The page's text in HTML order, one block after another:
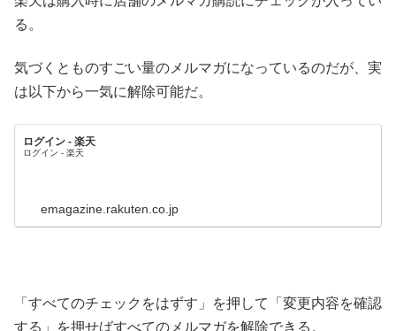
る。
気づくとものすごい量のメルマガになっているのだが、実
は以下から一気に解除可能だ。
ログイン - 楽天
ログイン - 楽天
emagazine.rakuten.co.jp
「すべてのチェックをはずす」を押して「変更内容を確認
する」を押せばすべてのメルマガを解除できる。